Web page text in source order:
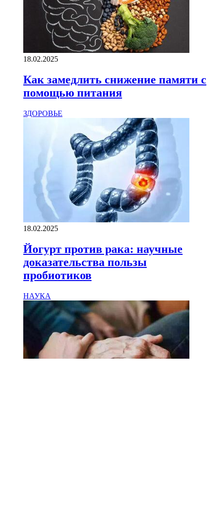
18.02.2025
Как замедлить снижение памяти с
помощью питания
ЗДОРОВЬЕ
18.02.2025
Йогурт против рака: научные
доказательства пользы
пробиотиков
НАУКА